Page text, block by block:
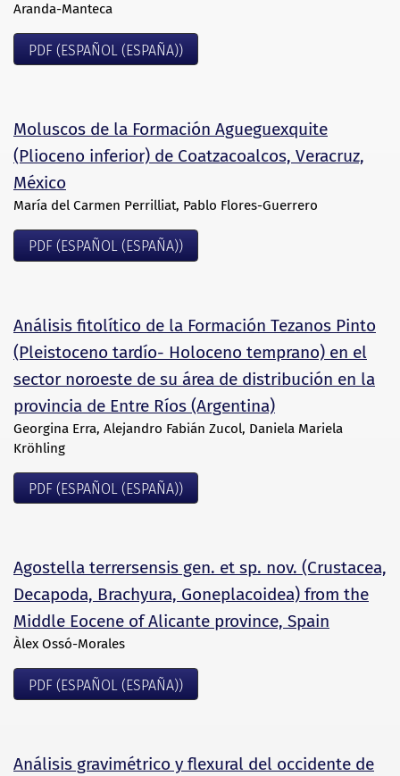
Aranda-Manteca
PDF (ESPAÑOL (ESPAÑA))
Moluscos de la Formación Agueguexquite
(Plioceno inferior) de Coatzacoalcos, Veracruz,
México
María del Carmen Perrilliat, Pablo Flores-Guerrero
PDF (ESPAÑOL (ESPAÑA))
Análisis fitolítico de la Formación Tezanos Pinto
(Pleistoceno tardío- Holoceno temprano) en el
sector noroeste de su área de distribución en la
provincia de Entre Ríos (Argentina)
Georgina Erra, Alejandro Fabián Zucol, Daniela Mariela
Kröhling
PDF (ESPAÑOL (ESPAÑA))
Agostella terrersensis gen. et sp. nov. (Crustacea,
Decapoda, Brachyura, Goneplacoidea) from the
Middle Eocene of Alicante province, Spain
Àlex Ossó-Morales
PDF (ESPAÑOL (ESPAÑA))
Análisis gravimétrico y flexural del occidente de